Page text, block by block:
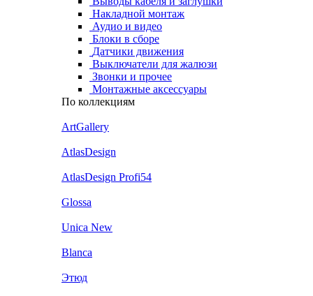
Накладной монтаж
Аудио и видео
Блоки в сборе
Датчики движения
Выключатели для жалюзи
Звонки и прочее
Монтажные аксессуары
По коллекциям
ArtGallery
AtlasDesign
AtlasDesign Profi54
Glossa
Unica New
Blanca
Этюд